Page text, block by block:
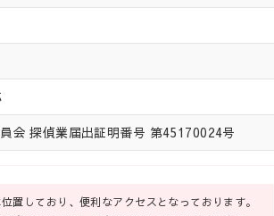
会 探偵業届出証明番号 第45170024号
置しており、便利なアクセスとなっております。